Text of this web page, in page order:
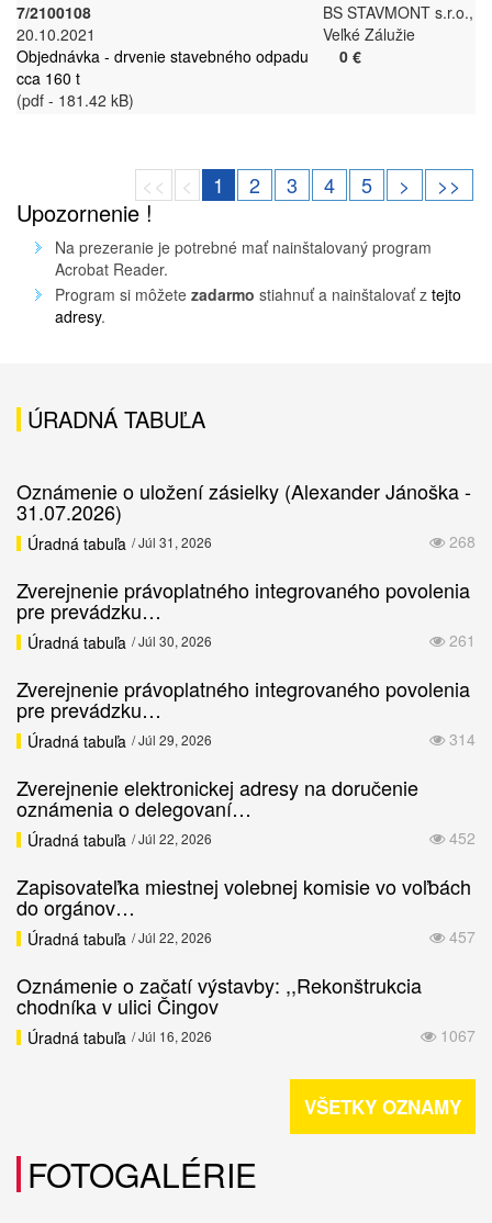
7/2100108
20.10.2021
Objednávka - drvenie stavebného odpadu
cca 160 t
(pdf - 181.42 kB)
BS STAVMONT s.r.o.,
Veľké Zálužie
0 €
<< < 1 2 3 4 5 > >>
Upozornenie !
Na prezeranie je potrebné mať nainštalovaný program
Acrobat Reader.
Program si môžete zadarmo stiahnuť a nainštalovať z tejto
adresy.
ÚRADNÁ TABUĽA
Oznámenie o uložení zásielky (Alexander Jánoška -
31.07.2026)
268
Úradná tabuľa / Júl 31, 2026
Zverejnenie právoplatného integrovaného povolenia
pre prevádzku…
261
Úradná tabuľa / Júl 30, 2026
Zverejnenie právoplatného integrovaného povolenia
pre prevádzku…
314
Úradná tabuľa / Júl 29, 2026
Zverejnenie elektronickej adresy na doručenie
oznámenia o delegovaní…
452
Úradná tabuľa / Júl 22, 2026
Zapisovateľka miestnej volebnej komisie vo voľbách
do orgánov…
457
Úradná tabuľa / Júl 22, 2026
Oznámenie o začatí výstavby: ,,Rekonštrukcia
chodníka v ulici Čingov
1067
Úradná tabuľa / Júl 16, 2026
VŠETKY OZNAMY
FOTOGALÉRIE